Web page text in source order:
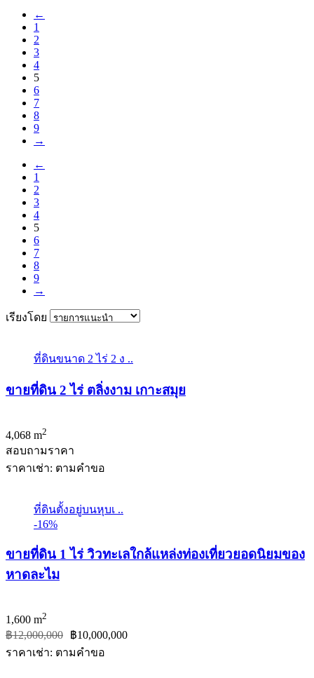
←
1
2
3
4
5
6
7
8
9
→
←
1
2
3
4
5
6
7
8
9
→
เรียงโดย
ที่ดินขนาด 2 ไร่ 2 ง ..
ขายที่ดิน 2 ไร่ ตลิ่งงาม เกาะสมุย
4,068 m2
สอบถามราคา
ราคาเช่า: ตามคําขอ
ที่ดินตั้งอยู่บนหุบเ ..
-16%
ขายที่ดิน 1 ไร่ วิวทะเลใกล้แหล่งท่องเที่ยวยอดนิยมของ
หาดละไม
1,600 m2
฿12,000,000
฿10,000,000
ราคาเช่า: ตามคําขอ